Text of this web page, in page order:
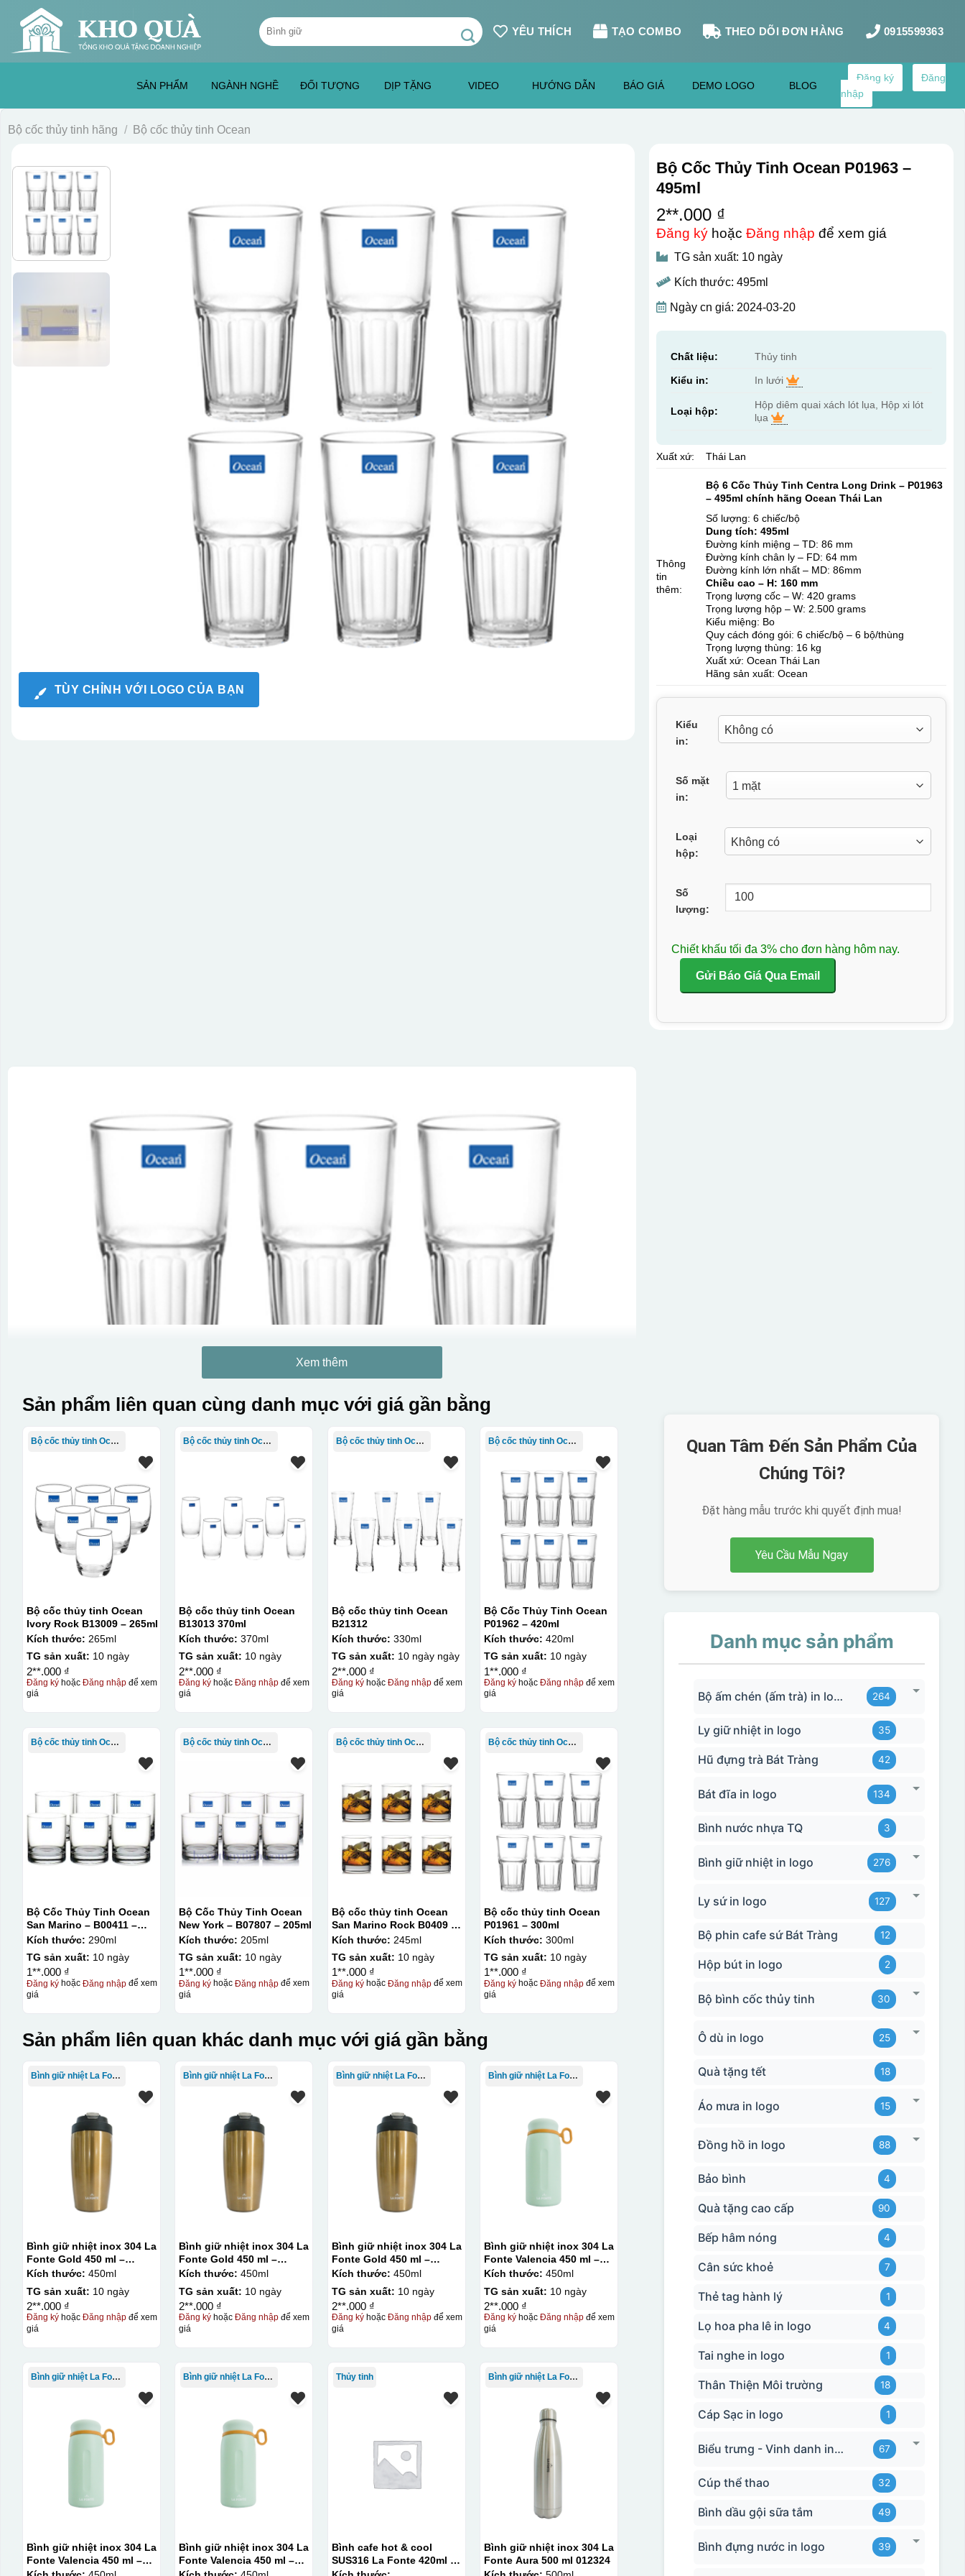
content
Tìm
kiếm:
YÊU THÍCH TẠO COMBO THEO DÕI ĐƠN HÀNG 0915599363
SẢN PHẨM NGÀNH NGHỀ ĐỐI TƯỢNG DỊP TẶNG VIDEO HƯỚNG DẪN BÁO GIÁ DEMO LOGO BLOG
Đăng ký
Đăng
nhập
Bộ cốc thủy tinh hãng / Bộ cốc thủy tinh Ocean
TÙY CHỈNH VỚI LOGO CỦA BẠN
Bộ Cốc Thủy Tinh Ocean P01963 –
495ml
2**.000 ₫
Đăng kýhoặc Đăng nhập để xem giá
TG sản xuất: 10 ngày
Kích thước: 495ml
Ngày cn giá: 2024-03-20
Chất liệu: Thủy tinh
Kiểu in: In lưới
Loại hộp:
Hộp diêm quai xách lót lụa, Hộp xi lót
lụa
Xuất xứ: Thái Lan
Thông
tin
thêm:
Bộ 6 Cốc Thủy Tinh Centra Long Drink – P01963
– 495ml chính hãng Ocean Thái Lan
Số lượng: 6 chiếc/bộ
Dung tích: 495ml
Đường kính miệng – TD: 86 mm
Đường kính chân ly – FD: 64 mm
Đường kính lớn nhất – MD: 86mm
Chiều cao – H: 160 mm
Trọng lượng cốc – W: 420 grams
Trọng lượng hộp – W: 2.500 grams
Kiểu miệng: Bo
Quy cách đóng gói: 6 chiếc/bộ – 6 bộ/thùng
Trọng lượng thùng: 16 kg
Xuất xứ: Ocean Thái Lan
Hãng sản xuất: Ocean
Kiểu
in:
Số mặt
in:
Loại
hộp:
Số
lượng:
Chiết khấu tối đa 3% cho đơn hàng hôm nay.
Gửi Báo Giá Qua Email
Kiểu in:
In lưới (silk screen printing) trong ngành quà tặng là kỹ thuật in ấn sử dụng một tấm lưới được phủ hóa chất cảm quang,
trong đó hình ảnh cần in được phơi sáng tạo thành khuôn. Mực in được đẩy qua các lỗ nhỏ trên lưới bằng một thanh gạt
(squeegee) để in lên bề mặt sản phẩm như ly, cốc, bút, móc khóa hay các vật phẩm quà tặng khác. Kỹ thuật này cho
phép in được nhiều màu sắc khác nhau, độ bền cao, có thể in trên nhiều chất liệu và phù hợp cho sản xuất số lượng
lớn, tuy nhiên đòi hỏi quy trình chuẩn bị kỹ lưỡng và chi phí setup ban đầu tương đối cao.
Hộp diêm quai xách lót lụa
Xem thêm
Sản phẩm liên quan cùng danh mục với giá gần bằng
Bộ cốc thủy tinh Ocean
Bộ cốc thủy tinh Ocean
Ivory Rock B13009 – 265ml
Kích thước: 265ml
TG sản xuất: 10 ngày
2**.000 ₫
Đăng kýhoặc Đăng nhậpđể xem
giá
Bộ cốc thủy tinh Ocean
Bộ cốc thủy tinh Ocean
B13013 370ml
Kích thước: 370ml
TG sản xuất: 10 ngày
2**.000 ₫
Đăng ký hoặcĐăng nhập để xem
giá
Bộ cốc thủy tinh Ocean
Bộ cốc thủy tinh Ocean
B21312
Kích thước: 330ml
TG sản xuất: 10 ngày ngày
2**.000 ₫
Đăng kýhoặc Đăng nhậpđể xem
giá
Bộ cốc thủy tinh Ocean
Bộ Cốc Thủy Tinh Ocean
P01962 – 420ml
Kích thước: 420ml
TG sản xuất: 10 ngày
1**.000 ₫
Đăng ký hoặcĐăng nhập để xem
giá
Bộ cốc thủy tinh Ocean
Bộ Cốc Thủy Tinh Ocean
San Marino – B00411 –
290ml
Kích thước: 290ml
TG sản xuất: 10 ngày
1**.000 ₫
Đăng kýhoặc Đăng nhậpđể xem
giá
Bộ cốc thủy tinh Ocean
Bộ Cốc Thủy Tinh Ocean
New York – B07807 – 205ml
Kích thước: 205ml
TG sản xuất: 10 ngày
1**.000 ₫
Đăng ký hoặcĐăng nhập để xem
giá
Bộ cốc thủy tinh Ocean
Bộ cốc thủy tinh Ocean
San Marino Rock B0409 –
245ml
Kích thước: 245ml
TG sản xuất: 10 ngày
1**.000 ₫
Đăng kýhoặc Đăng nhậpđể xem
giá
Bộ cốc thủy tinh Ocean
Bộ cốc thủy tinh Ocean
P01961 – 300ml
Kích thước: 300ml
TG sản xuất: 10 ngày
1**.000 ₫
Đăng ký hoặcĐăng nhập để xem
giá
Sản phẩm liên quan khác danh mục với giá gần bằng
Bình giữ nhiệt La Fonte
Bình giữ nhiệt inox 304 La
Fonte Gold 450 ml –
012331
Kích thước: 450ml
TG sản xuất: 10 ngày
2**.000 ₫
Đăng kýhoặc Đăng nhậpđể xem
giá
Bình giữ nhiệt La Fonte
Bình giữ nhiệt inox 304 La
Fonte Gold 450 ml –
012331
Kích thước: 450ml
TG sản xuất: 10 ngày
2**.000 ₫
Đăng ký hoặcĐăng nhập để xem
giá
Bình giữ nhiệt La Fonte
Bình giữ nhiệt inox 304 La
Fonte Gold 450 ml –
012331
Kích thước: 450ml
TG sản xuất: 10 ngày
2**.000 ₫
Đăng kýhoặc Đăng nhậpđể xem
giá
Bình giữ nhiệt La Fonte
Bình giữ nhiệt inox 304 La
Fonte Valencia 450 ml –
012355
Kích thước: 450ml
TG sản xuất: 10 ngày
2**.000 ₫
Đăng ký hoặcĐăng nhập để xem
giá
Bình giữ nhiệt La Fonte
Bình giữ nhiệt inox 304 La
Fonte Valencia 450 ml –
012355
Bình giữ nhiệt La Fonte
Bình giữ nhiệt inox 304 La
Fonte Valencia 450 ml –
012355
Thủy tinh
Bình cafe hot & cool
SUS316 La Fonte 420ml –
012775
Bình giữ nhiệt La Fonte
Bình giữ nhiệt inox 304 La
Fonte Aura 500 ml 012324
Quan Tâm Đến Sản Phẩm Của
Chúng Tôi?
Đặt hàng mẫu trước khi quyết định mua!
Yêu Cầu Mẫu Ngay
Danh mục sản phẩm
Bộ ấm chén (ấm trà) in logo 264
Ly giữ nhiệt in logo 35
Hũ đựng trà Bát Tràng 42
Bát đĩa in logo 134
Bình nước nhựa TQ 3
Bình giữ nhiệt in logo 276
Ly sứ in logo 127
Bộ phin cafe sứ Bát Tràng 12
Hộp bút in logo 2
Bộ bình cốc thủy tinh 30
Ô dù in logo 25
Quà tặng tết 18
Áo mưa in logo 15
Đồng hồ in logo 88
Bảo bình 4
Quà tặng cao cấp 90
Bếp hâm nóng 4
Cân sức khoẻ 7
Thẻ tag hành lý 1
Lọ hoa pha lê in logo 4
Tai nghe in logo 1
Thân Thiện Môi trường 18
Cáp Sạc in logo 1
Biểu trưng - Vinh danh in logo 67
Cúp thể thao 32
Bình dầu gội sữa tắm 49
Bình đựng nước in logo 39